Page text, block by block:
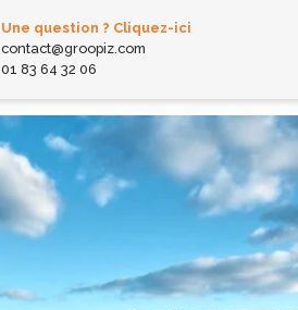
Une question ? Cliquez-ici
contact@groopiz.com
01 83 64 32 06